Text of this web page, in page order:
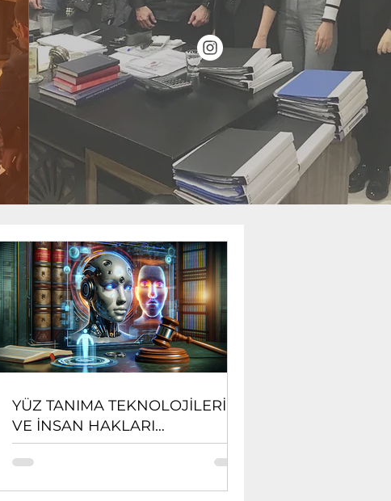
YÜZ TANIMA TEKNOLOJİLERİ
VE İNSAN HAKLARI
ÜZERİNDEKİ ETKİSİ